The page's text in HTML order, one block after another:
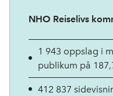
NHO Reiselivs
1 943 oppslag i
publikum på
412 837